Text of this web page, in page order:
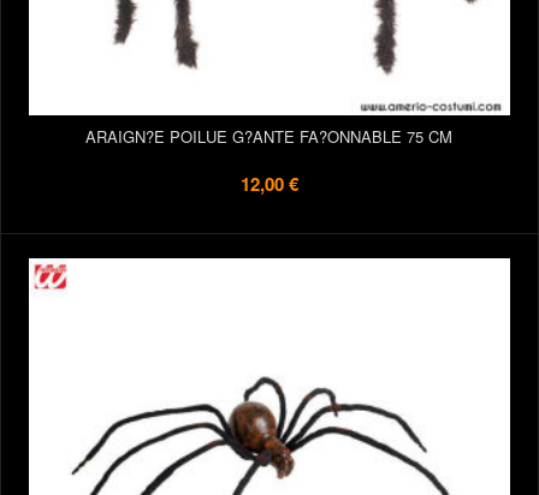
ARAIGN?E POILUE G?ANTE FA?ONNABLE 75 CM
12,00 €